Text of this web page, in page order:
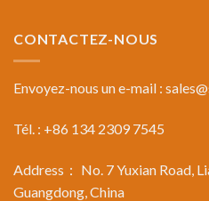
CONTACTEZ-NOUS
Envoyez-nous un e-mail :
Tél. : +86 134 2309 7545
Address： No. 7 Yuxian Road,
Guangdong, China